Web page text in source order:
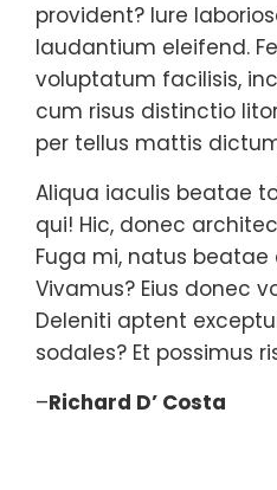
provident? Iure
laudantium eleifend.
voluptatum facilisis,
cum risus distinctio
per tellus mattis
Aliqua iaculis beatae
qui! Hic, donec
Fuga mi, natus beatae
Vivamus? Eius donec
Deleniti aptent
sodales? Et possimus
–Richard D’ Costa